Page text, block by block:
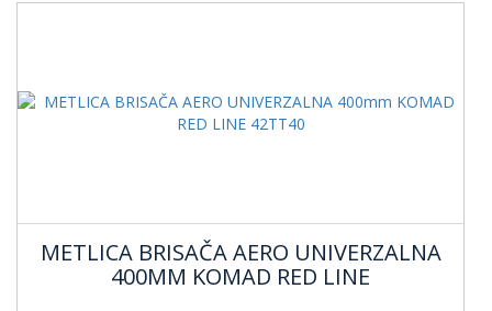
METLICA BRISAČA AERO UNIVERZALNA
400MM KOMAD RED LINE